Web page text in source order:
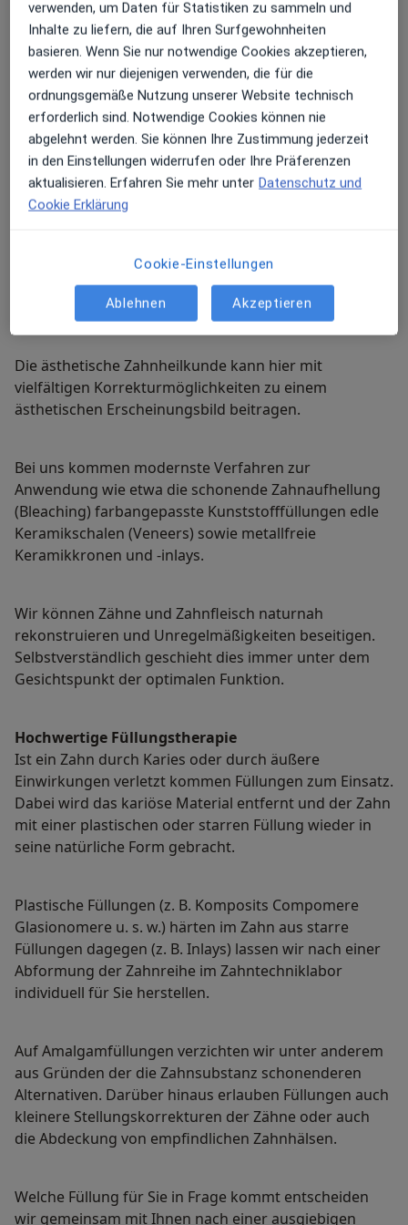
werden müssen und so geschont werden
können. Auch in einen bestehenden Zahnersatz
können Implantate integriert werden um den Halt zu
verbessern.
Gerade im Oberkiefer kann ein Zahnersatz durch
zusätzliche Implantate gaumenfrei geplant werden. So
entfallen unangenehme Geschmackseinbußen.
Viele Menschen wünschen sich weißere Zähne und ein
ebenmäßiges Zahnbild. Ein strahlendes Lächeln steht
für Vitalität und Erfolg und gilt als Schönheitsmerkmal.
Die ästhetische Zahnheilkunde kann hier mit
vielfältigen Korrekturmöglichkeiten zu einem
ästhetischen Erscheinungsbild beitragen.
Bei uns kommen modernste Verfahren zur
Anwendung wie etwa die schonende Zahnaufhellung
(Bleaching) farbangepasste Kunststofffüllungen edle
Keramikschalen (Veneers) sowie metallfreie
Keramikkronen und -inlays.
Wir können Zähne und Zahnfleisch naturnah
rekonstruieren und Unregelmäßigkeiten beseitigen.
Selbstverständlich geschieht dies immer unter dem
Gesichtspunkt der optimalen Funktion.
Hochwertige Füllungstherapie
Ist ein Zahn durch Karies oder durch äußere
Einwirkungen verletzt kommen Füllungen zum Einsatz.
Dabei wird das kariöse Material entfernt und der Zahn
mit einer plastischen oder starren Füllung wieder in
seine natürliche Form gebracht.
Plastische Füllungen (z. B. Komposits Compomere
Glasionomere u. s. w.) härten im Zahn aus starre
Füllungen dagegen (z. B. Inlays) lassen wir nach einer
Abformung der Zahnreihe im Zahntechniklabor
individuell für Sie herstellen.
Auf Amalgamfüllungen verzichten wir unter anderem
aus Gründen der die Zahnsubstanz schonenderen
Alternativen. Darüber hinaus erlauben Füllungen auch
kleinere Stellungskorrekturen der Zähne oder auch
die Abdeckung von empfindlichen Zahnhälsen.
Welche Füllung für Sie in Frage kommt entscheiden
wir gemeinsam mit Ihnen nach einer ausgiebigen
verwenden, um Daten für Statistiken zu sammeln und
Inhalte zu liefern, die auf Ihren Surfgewohnheiten
basieren. Wenn Sie nur notwendige Cookies akzeptieren,
werden wir nur diejenigen verwenden, die für die
ordnungsgemäße Nutzung unserer Website technisch
erforderlich sind. Notwendige Cookies können nie
abgelehnt werden. Sie können Ihre Zustimmung jederzeit
in den Einstellungen widerrufen oder Ihre Präferenzen
aktualisieren. Erfahren Sie mehr unter Datenschutz und
Cookie Erklärung
Cookie-Einstellungen
Ablehnen Akzeptieren